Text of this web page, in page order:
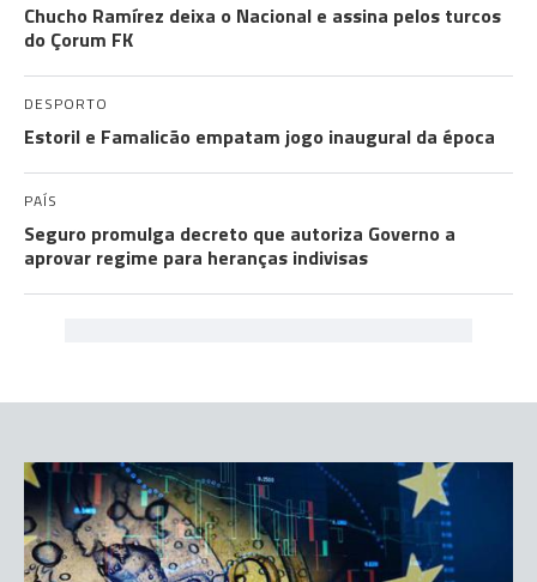
Chucho Ramírez deixa o Nacional e assina pelos turcos
do Çorum FK
DESPORTO
Estoril e Famalicão empatam jogo inaugural da época
PAÍS
Seguro promulga decreto que autoriza Governo a
aprovar regime para heranças indivisas